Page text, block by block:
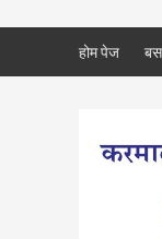
होम पेज